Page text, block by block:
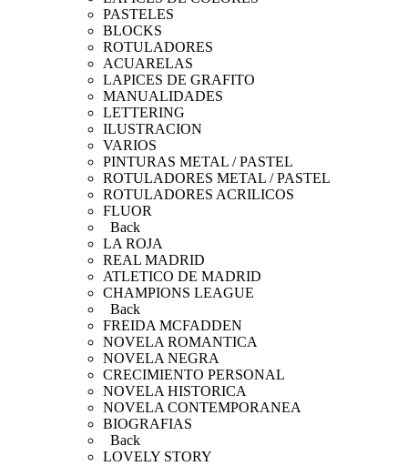
PASTELES
BLOCKS
ROTULADORES
ACUARELAS
LAPICES DE GRAFITO
MANUALIDADES
LETTERING
ILUSTRACION
VARIOS
PINTURAS METAL / PASTEL
ROTULADORES METAL / PASTEL
ROTULADORES ACRILICOS
FLUOR
Back
LA ROJA
REAL MADRID
ATLETICO DE MADRID
CHAMPIONS LEAGUE
Back
FREIDA MCFADDEN
NOVELA ROMANTICA
NOVELA NEGRA
CRECIMIENTO PERSONAL
NOVELA HISTORICA
NOVELA CONTEMPORANEA
BIOGRAFIAS
Back
LOVELY STORY